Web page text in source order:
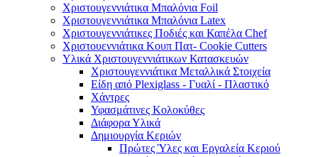
Χριστουγεννιάτικα Μπαλόνια Foil
Χριστουγεννιάτικα Μπαλόνια Latex
Χριστουγεννιάτικες Ποδιές και Καπέλα Chef
Χριστουεννιάτικα Κουπ Πατ- Cookie Cutters
Υλικά Χριστουγεννιάτικων Κατασκευών
Χριστουγεννιάτικα Μεταλλικά Στοιχεία
Είδη από Plexiglass - Γυαλί - Πλαστικό
Χάντρες
Υφασμάτινες Κολοκύθες
Διάφορα Υλικά
Δημιουργία Κεριών
Πρώτες Ύλες και Εργαλεία Κεριού